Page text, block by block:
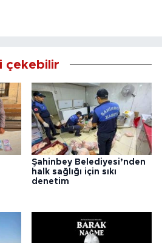
çekebilir
Şahinbey Belediyesi’nden
halk sağlığı için sıkı
denetim